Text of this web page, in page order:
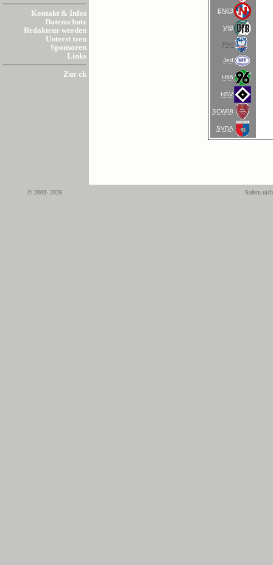
Kontakt & Infos
Datenschutz
Redakteur werden
Unterst tzen
Sponsoren
Links
Zur ck
EN03
VfB
Phö
Jed
H96
HSV
SCW08
SVDA
© 2003- 2026 Sofern